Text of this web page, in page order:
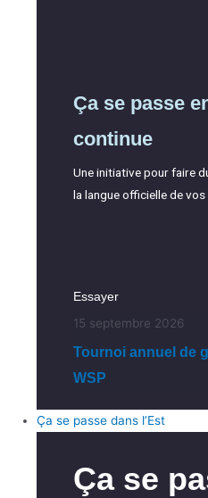
Ça se passe
continue
Une initiative pour faire
la langue officielle de
Essayer
15 septembre 2026
Tournoi annuel de
WSP
Ça se passe dans l’Est
Ça se